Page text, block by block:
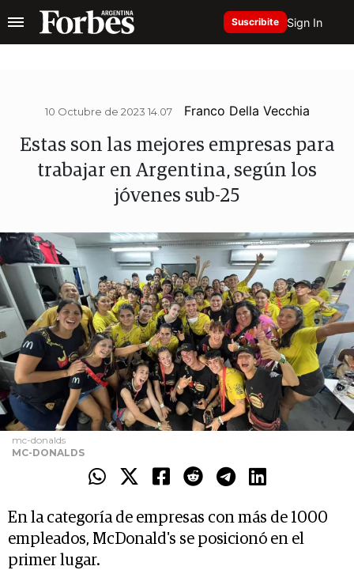
Suscribite Sign In
10 Octubre de 2023 14.07 Franco Della Vecchia
Estas son las mejores empresas para
trabajar en Argentina, según los
jóvenes sub-25
mc-donalds
MC-DONALDS
En la categoría de empresas con más de 1000
empleados, McDonald's se posicionó en el
primer lugar.